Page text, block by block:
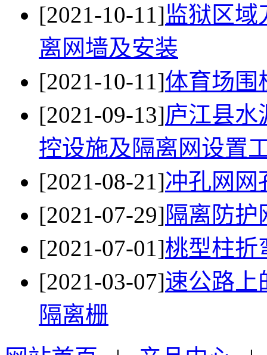
[2021-10-11]监狱区域
离网墙​及安装
[2021-10-11]体育场围
[2021-09-13]庐江县水
控设施及隔离网设置
[2021-08-21]冲孔网网
[2021-07-29]隔离防护
[2021-07-01]桃型柱折
[2021-03-07]速公路上
隔离栅